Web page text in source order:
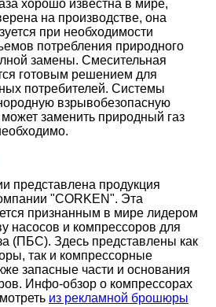
хорошо известна в мире,
на производстве, она
при необходимости
потребления природного
замены. Смесительная
готовым решением для
потребителей. Системы
взрывобезопасную
заменить природный газ
представлена продукция
"CORKEN". Эта
признанным в мире лидером
насосов и компрессоров для
(ПБС). Здесь представлены как
так и компрессорные
запасные части и основания
Инфо-обзор о компрессорах
из рекламной брошюры